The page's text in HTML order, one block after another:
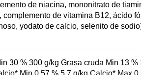
de niacina, mononitrato de
de vitamina B12, ácido
yodato de calcio, selenito de
30 % 300 g/kg Grasa cruda Min 13
Min 0.57 % 5.7 g/kg Calcio* Max